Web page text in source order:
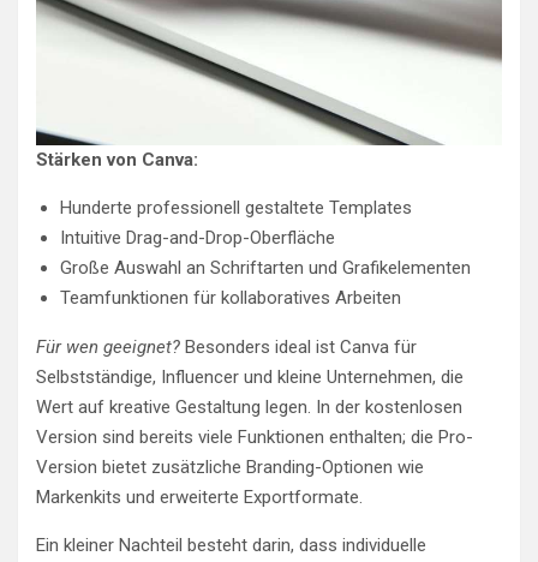
Stärken von Canva:
Hunderte professionell gestaltete Templates
Intuitive Drag-and-Drop-Oberfläche
Große Auswahl an Schriftarten und Grafikelementen
Teamfunktionen für kollaboratives Arbeiten
Für wen geeignet? Besonders ideal ist Canva für
Selbstständige, Influencer und kleine Unternehmen, die
Wert auf kreative Gestaltung legen. In der kostenlosen
Version sind bereits viele Funktionen enthalten; die Pro-
Version bietet zusätzliche Branding-Optionen wie
Markenkits und erweiterte Exportformate.
Ein kleiner Nachteil besteht darin, dass individuelle